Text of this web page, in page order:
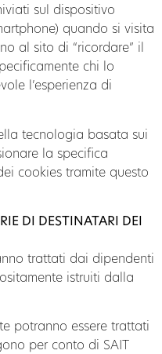
sul dispositivo
quando si visita
al sito di “ricordare” il
chi lo
l’esperienza di
tecnologia basata sui
la specifica
cookies tramite questo
DI DESTINATARI DEI
trattati dai dipendenti
istruiti dalla
potranno essere trattati
per conto di SAIT